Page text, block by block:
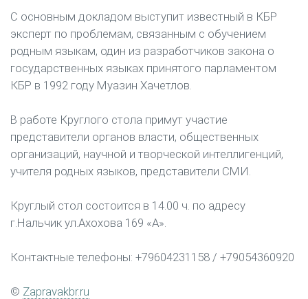
С основным докладом выступит известный в КБР
эксперт по проблемам, связанным с обучением
родным языкам, один из разработчиков закона о
государственных языках принятого парламентом
КБР в 1992 году Муазин Хачетлов.
В работе Круглого стола примут участие
представители органов власти, общественных
организаций, научной и творческой интеллигенций,
учителя родных языков, представители СМИ.
Круглый стол состоится в 14.00 ч. по адресу
г.Нальчик ул.Ахохова 169 «А».
Контактные телефоны: +79604231158 / +79054360920
© Zapravakbr.ru